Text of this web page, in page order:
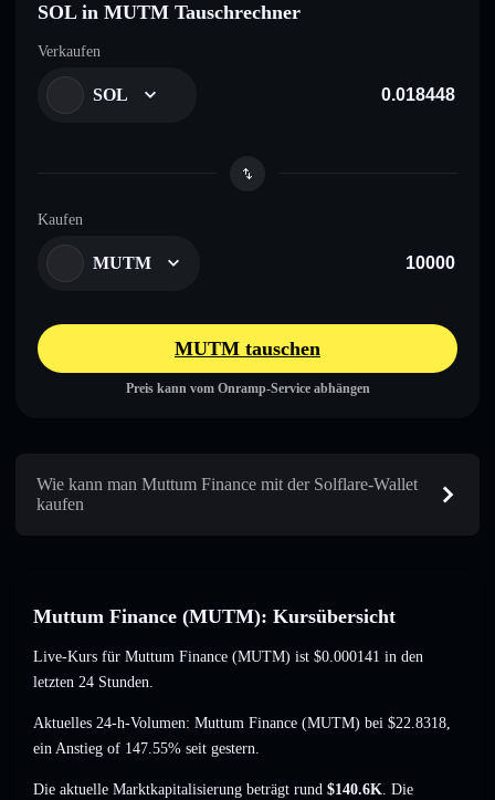
SOL in MUTM Tauschrechner
Verkaufen
SOL
Kaufen
MUTM
MUTM tauschen
Preis kann vom Onramp-Service abhängen
Wie kann man Muttum Finance mit der Solflare-Wallet
kaufen
Muttum Finance (MUTM): Kursübersicht
Live-Kurs für Muttum Finance (MUTM) ist $0.000141 in den
letzten 24 Stunden.
Aktuelles 24-h-Volumen: Muttum Finance (MUTM) bei $22.8318,
ein Anstieg of 147.55% seit gestern.
Die aktuelle Marktkapitalisierung beträgt rund $140.6K. Die